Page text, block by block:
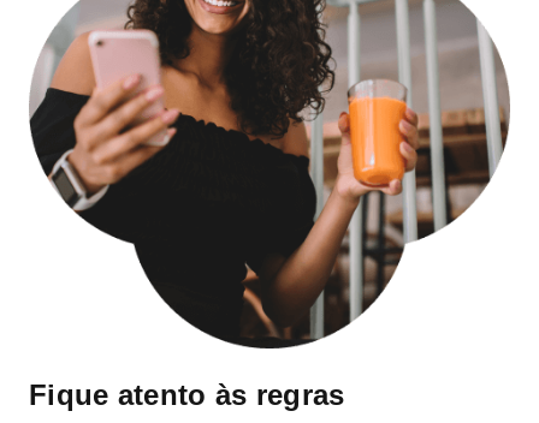
Fique atento às regras